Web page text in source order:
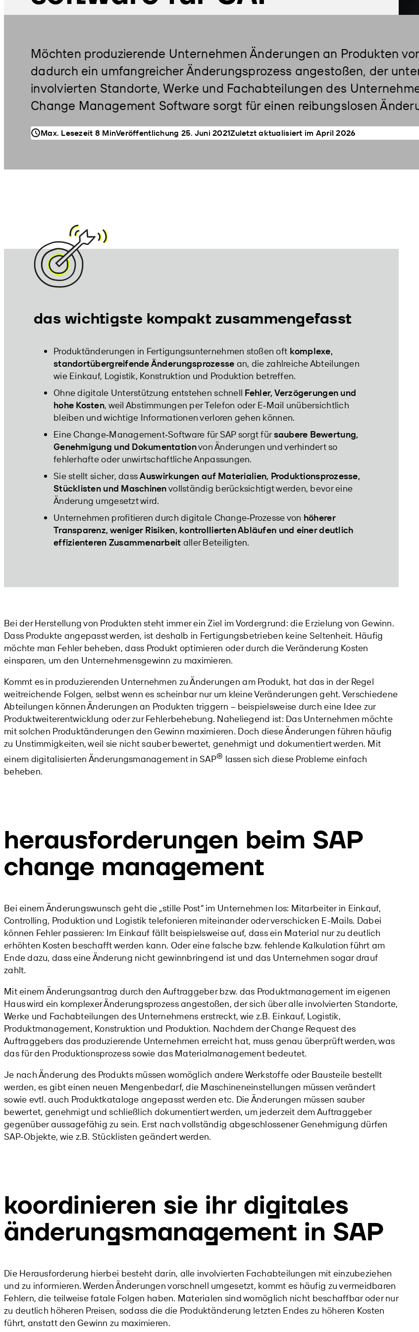
Möchten produzierende Unternehmen Änderungen an Produkten
dadurch ein umfangreicher Änderungsprozess angestoßen, der
involvierten Standorte, Werke und Fachabteilungen des
Change Management Software sorgt für einen reibungslosen
Max. Lesezeit 8 MinVeröffentlichung 25. Juni 2021Zuletzt aktualisiert im April 2026
das wichtigste kompakt zusammengefasst
Produktänderungen in Fertigungsunternehmen stoßen oft komplexe,
standortübergreifende Änderungsprozesse an, die zahlreiche Abteilungen
wie Einkauf, Logistik, Konstruktion und Produktion betreffen.
Ohne digitale Unterstützung entstehen schnell Fehler, Verzögerungen und
hohe Kosten, weil Abstimmungen per Telefon oder E‑Mail unübersichtlich
bleiben und wichtige Informationen verloren gehen können.
Eine Change‑Management‑Software für SAP sorgt fürsaubere Bewertung,
Genehmigung und Dokumentationvon Änderungen und verhindert so
fehlerhafte oder unwirtschaftliche Anpassungen.
Sie stellt sicher, dassAuswirkungen auf Materialien, Produktionsprozesse,
Stücklisten und Maschinenvollständig berücksichtigt werden, bevor eine
Änderung umgesetzt wird.
Unternehmen profitieren durch digitale Change‑Prozesse von höherer
Transparenz, weniger Risiken, kontrollierten Abläufen und einer deutlich
effizienteren Zusammenarbeit aller Beteiligten.
Bei der Herstellung von Produkten steht immer ein Ziel im Vordergrund: die Erzielung von Gewinn.
Dass Produkte angepasst werden, ist deshalb in Fertigungsbetrieben keine Seltenheit. Häufig
möchte man Fehler beheben, dass Produkt optimieren oder durch die Veränderung Kosten
einsparen, um den Unternehmensgewinn zu maximieren.
Kommt es in produzierenden Unternehmen zu Änderungen am Produkt, hat das in der Regel
weitreichende Folgen, selbst wenn es scheinbar nur um kleine Veränderungen geht. Verschiedene
Abteilungen können Änderungen an Produkten triggern – beispielsweise durch eine Idee zur
Produktweiterentwicklung oder zur Fehlerbehebung. Naheliegend ist: Das Unternehmen möchte
mit solchen Produktänderungen den Gewinn maximieren. Doch diese Änderungen führen häufig
zu Unstimmigkeiten, weil sie nicht sauber bewertet, genehmigt und dokumentiert werden. Mit
einem digitalisierten Änderungsmanagement in SAP® lassen sich diese Probleme einfach
beheben.
herausforderungen beim SAP
change management
Bei einem Änderungswunsch geht die „stille Post“ im Unternehmen los: Mitarbeiter in Einkauf,
Controlling, Produktion und Logistik telefonieren miteinander oder verschicken E-Mails. Dabei
können Fehler passieren: Im Einkauf fällt beispielsweise auf, dass ein Material nur zu deutlich
erhöhten Kosten beschafft werden kann. Oder eine falsche bzw. fehlende Kalkulation führt am
Ende dazu, dass eine Änderung nicht gewinnbringend ist und das Unternehmen sogar drauf
zahlt.
Mit einem Änderungsantrag durch den Auftraggeber bzw. das Produktmanagement im eigenen
Haus wird ein komplexer Änderungsprozess angestoßen, der sich über alle involvierten Standorte,
Werke und Fachabteilungen des Unternehmens erstreckt, wie z.B. Einkauf, Logistik,
Produktmanagement, Konstruktion und Produktion. Nachdem der Change Request des
Auftraggebers das produzierende Unternehmen erreicht hat, muss genau überprüft werden, was
das für den Produktionsprozess sowie das Materialmanagement bedeutet.
Je nach Änderung des Produkts müssen womöglich andere Werkstoffe oder Bausteile bestellt
werden, es gibt einen neuen Mengenbedarf, die Maschineneinstellungen müssen verändert
sowie evtl. auch Produktkataloge angepasst werden etc. Die Änderungen müssen sauber
bewertet, genehmigt und schließlich dokumentiert werden, um jederzeit dem Auftraggeber
gegenüber aussagefähig zu sein. Erst nach vollständig abgeschlossener Genehmigung dürfen
SAP-Objekte, wie z.B. Stücklisten geändert werden.
koordinieren sie ihr digitales
änderungsmanagement in SAP
Die Herausforderung hierbei besteht darin, alle involvierten Fachabteilungen mit einzubeziehen
und zu informieren. Werden Änderungen vorschnell umgesetzt, kommt es häufig zu vermeidbaren
Fehlern, die teilweise fatale Folgen haben. Materialen sind womöglich nicht beschaffbar oder nur
zu deutlich höheren Preisen, sodass die die Produktänderung letzten Endes zu höheren Kosten
führt, anstatt den Gewinn zu maximieren.